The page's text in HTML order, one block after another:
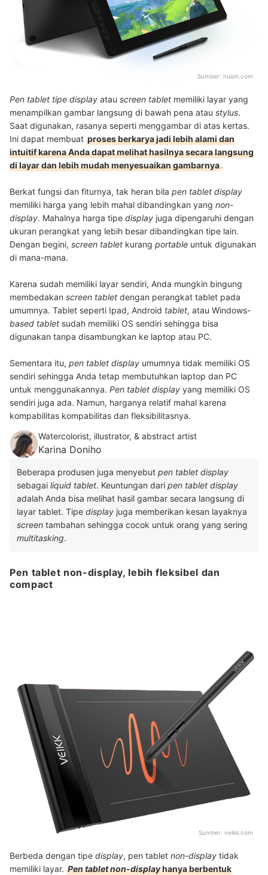
Sumber: huion.com
Pen tablet tipe display atau screen tablet memiliki layar yang
menampilkan gambar langsung di bawah pena atau stylus.
Saat digunakan, rasanya seperti menggambar di atas kertas.
Ini dapat membuat proses berkarya jadi lebih alami dan
intuitif karena Anda dapat melihat hasilnya secara langsung
di layar dan lebih mudah menyesuaikan gambarnya.
Berkat fungsi dan fiturnya, tak heran bila pen tablet display
memiliki harga yang lebih mahal dibandingkan yang non-
display. Mahalnya harga tipe display juga dipengaruhi dengan
ukuran perangkat yang lebih besar dibandingkan tipe lain.
Dengan begini, screen tablet kurang portable untuk digunakan
di mana-mana.
Karena sudah memiliki layar sendiri, Anda mungkin bingung
membedakan screen tablet dengan perangkat tablet pada
umumnya. Tablet seperti Ipad, Android tablet, atau Windows-
based tablet sudah memiliki OS sendiri sehingga bisa
digunakan tanpa disambungkan ke laptop atau PC.
Sementara itu, pen tablet display umumnya tidak memiliki OS
sendiri sehingga Anda tetap membutuhkan laptop dan PC
untuk menggunakannya. Pen tablet display yang memiliki OS
sendiri juga ada. Namun, harganya relatif mahal karena
kompabilitas kompabilitas dan fleksibilitasnya.
Watercolorist, illustrator, & abstract artist
Karina Doniho
Beberapa produsen juga menyebut pen tablet display
sebagai liquid tablet. Keuntungan dari pen tablet display
adalah Anda bisa melihat hasil gambar secara langsung di
layar tablet. Tipe display juga memberikan kesan layaknya
screen tambahan sehingga cocok untuk orang yang sering
multitasking.
Pen tablet non-display, lebih fleksibel dan
compact
Sumber: veikk.com
Berbeda dengan tipe display, pen tablet non-display tidak
memiliki layar. Pen tablet non-displayhanya berbentuk